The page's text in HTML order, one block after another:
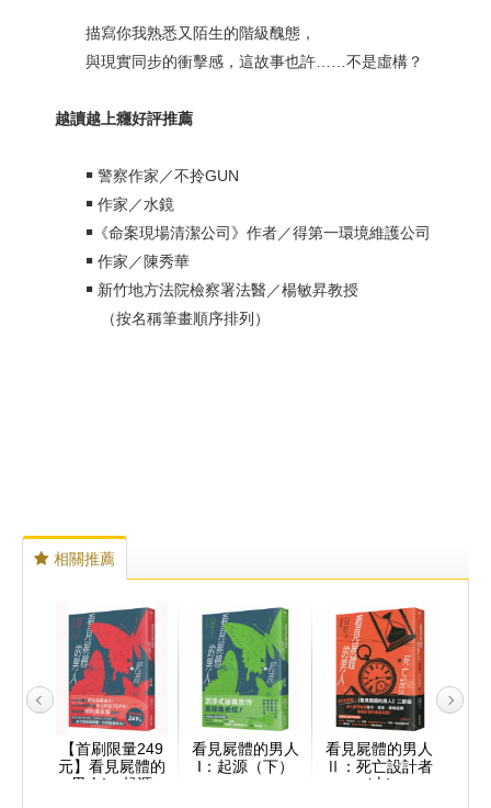
描寫你我熟悉又陌生的階級醜態，
與現實同步的衝擊感，這故事也許……不是虛構？
越讀越上癮好評推薦
￭ 警察作家／不拎GUN
￭ 作家／水鏡
￭《命案現場清潔公司》作者／得第一環境維護公司
￭ 作家／陳秀華
￭ 新竹地方法院檢察署法醫／楊敏昇教授
（按名稱筆畫順序排列）
相關推薦
【首刷限量249
元】看見屍體的
男人I：起源
看見屍體的男人
I：起源（下）
看見屍體的男人
Ⅱ：死亡設計者
(上)